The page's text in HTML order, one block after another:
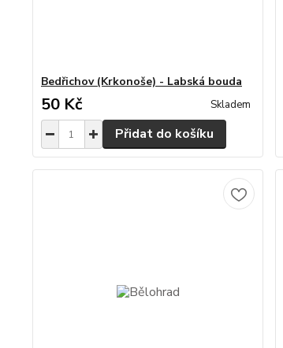
Bedřichov (Krkonoše) - Labská bouda
50 Kč Skladem
Přidat do košíku